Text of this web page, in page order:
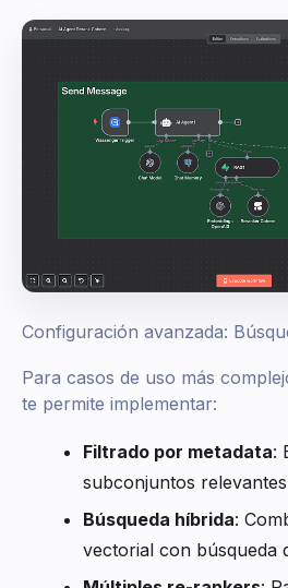
Configuración avanzada:
Para casos de uso más
te permite implementar:
Filtrado por metadata:
subconjuntos
Búsqueda híbrida:
vectorial con búsqueda